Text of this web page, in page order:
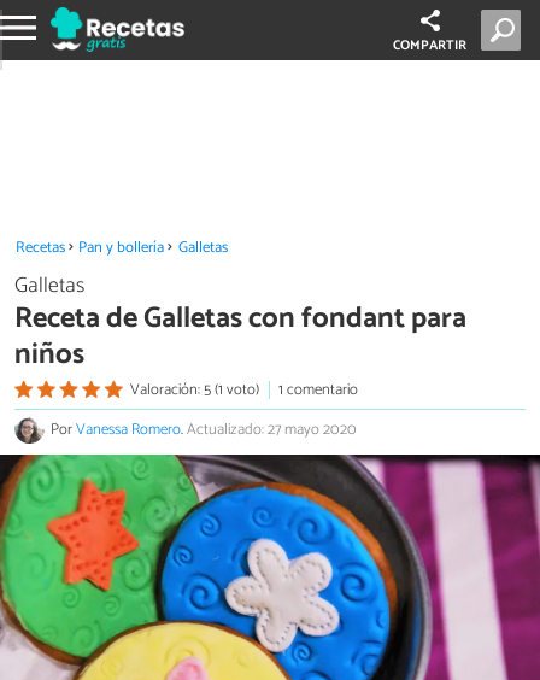
COMPARTIR
Recetas Pan y bollería Galletas
Galletas
Receta de Galletas con fondant para
niños
Valoración: 5 (1 voto)
1 comentario
PorVanessa Romero.Actualizado: 27 mayo 2020